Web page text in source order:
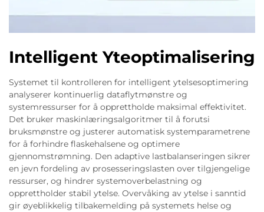
Intelligent Yteoptimalisering
Systemet til kontrolleren for intelligent ytelsesoptimering
analyserer kontinuerlig dataflytmønstre og
systemressurser for å opprettholde maksimal effektivitet.
Det bruker maskinlæringsalgoritmer til å forutsi
bruksmønstre og justerer automatisk systemparametrene
for å forhindre flaskehalsene og optimere
gjennomstrømning. Den adaptive lastbalanseringen sikrer
en jevn fordeling av prosesseringslasten over tilgjengelige
ressurser, og hindrer systemoverbelastning og
opprettholder stabil ytelse. Overvåking av ytelse i sanntid
gir øyeblikkelig tilbakemelding på systemets helse og